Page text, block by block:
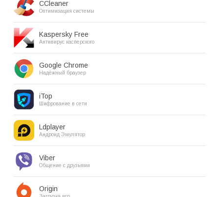
CCleaner
Оптимизация системы
Kaspersky Free
Антивирус касперского
Google Chrome
Надёжный браузер
iTop
Шифрование в сети
Ldplayer
Андроид Эмулятор
Viber
Общение с друзьями
Origin